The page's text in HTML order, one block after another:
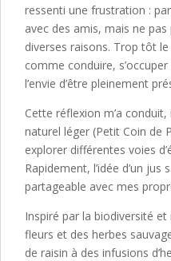
ressenti une frustration :
avec des amis, mais ne
diverses raisons. Trop tôt
comme conduire,
l’envie d’être pleinement
Cette réflexion m’a
naturel léger (Petit Coin de
explorer différentes voies
Rapidement, l’idée d’un
partageable avec mes
Inspiré par la biodiversité
fleurs et des herbes
de raisin à des infusions